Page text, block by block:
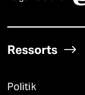
Ressorts
Politik